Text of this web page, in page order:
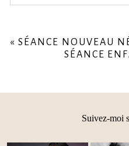
are marked *
« SÉANCE NOUVEAU
SÉANCE
Suivez-moi